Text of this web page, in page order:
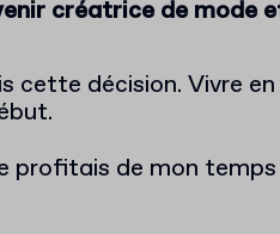
créatrice de mode
cette décision. Vivre
profitais de mon